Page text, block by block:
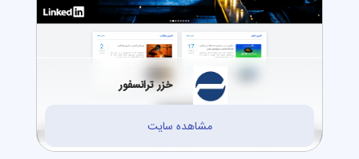
خزر ترانسفور
مشاهده سایت